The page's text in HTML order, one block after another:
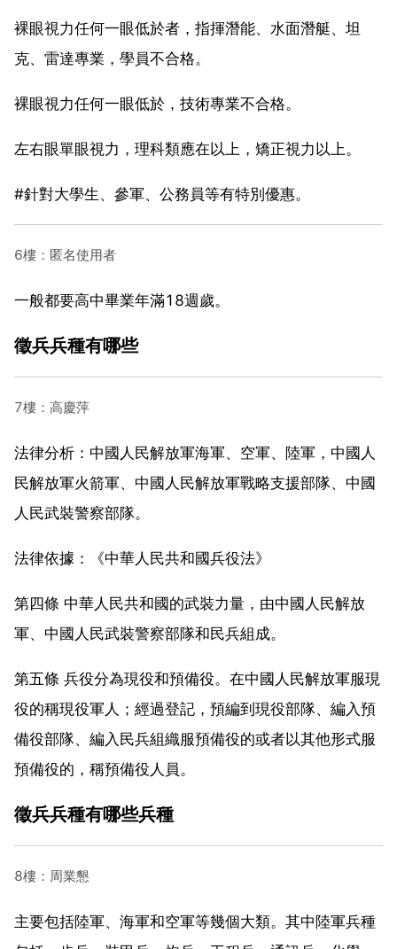
裸眼視力任何一眼低於者，指揮潛能、水面潛艇、坦
克、雷達專業，學員不合格。
裸眼視力任何一眼低於，技術專業不合格。
左右眼單眼視力，理科類應在以上，矯正視力以上。
#針對大學生、參軍、公務員等有特別優惠。
6樓：匿名使用者
一般都要高中畢業年滿18週歲。
徵兵兵種有哪些
7樓：高慶萍
法律分析：中國人民解放軍海軍、空軍、陸軍，中國人
民解放軍火箭軍、中國人民解放軍戰略支援部隊、中國
人民武裝警察部隊。
法律依據：《中華人民共和國兵役法》
第四條 中華人民共和國的武裝力量，由中國人民解放
軍、中國人民武裝警察部隊和民兵組成。
第五條 兵役分為現役和預備役。在中國人民解放軍服現
役的稱現役軍人；經過登記，預編到現役部隊、編入預
備役部隊、編入民兵組織服預備役的或者以其他形式服
預備役的，稱預備役人員。
徵兵兵種有哪些兵種
8樓：周業懇
主要包括陸軍、海軍和空軍等幾個大類。其中陸軍兵種